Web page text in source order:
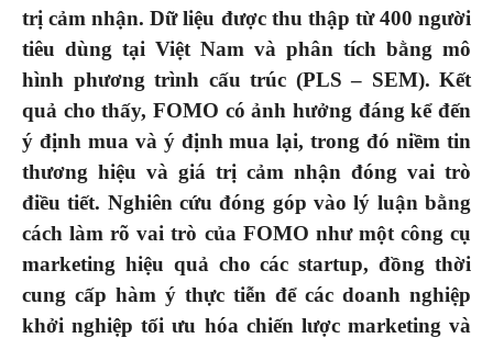
trị cảm nhận. Dữ liệu được thu thập từ 400 người
tiêu dùng tại Việt Nam và phân tích bằng mô
hình phương trình cấu trúc (PLS – SEM). Kết
quả cho thấy, FOMO có ảnh hưởng đáng kể đến
ý định mua và ý định mua lại, trong đó niềm tin
thương hiệu và giá trị cảm nhận đóng vai trò
điều tiết. Nghiên cứu đóng góp vào lý luận bằng
cách làm rõ vai trò của FOMO như một công cụ
marketing hiệu quả cho các startup, đồng thời
cung cấp hàm ý thực tiễn để các doanh nghiệp
khởi nghiệp tối ưu hóa chiến lược marketing và